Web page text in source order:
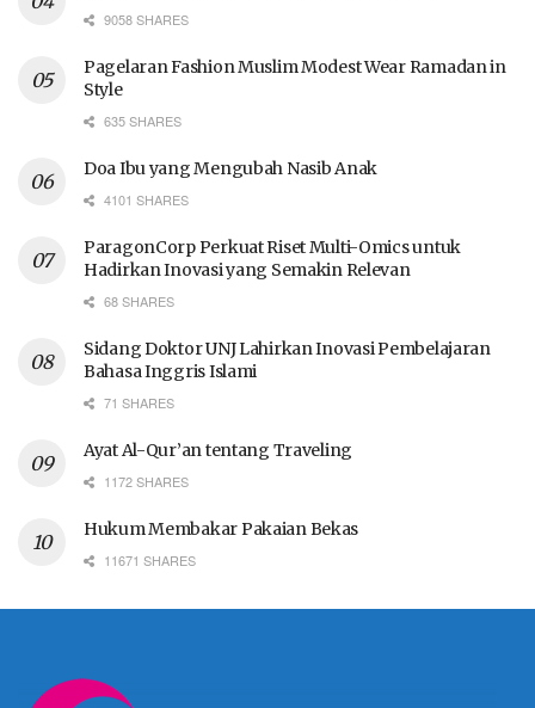
9058 SHARES
Pagelaran Fashion Muslim Modest Wear Ramadan in
Style
635 SHARES
Doa Ibu yang Mengubah Nasib Anak
4101 SHARES
ParagonCorp Perkuat Riset Multi-Omics untuk
Hadirkan Inovasi yang Semakin Relevan
68 SHARES
Sidang Doktor UNJ Lahirkan Inovasi Pembelajaran
Bahasa Inggris Islami
71 SHARES
Ayat Al-Qur’an tentang Traveling
1172 SHARES
Hukum Membakar Pakaian Bekas
11671 SHARES